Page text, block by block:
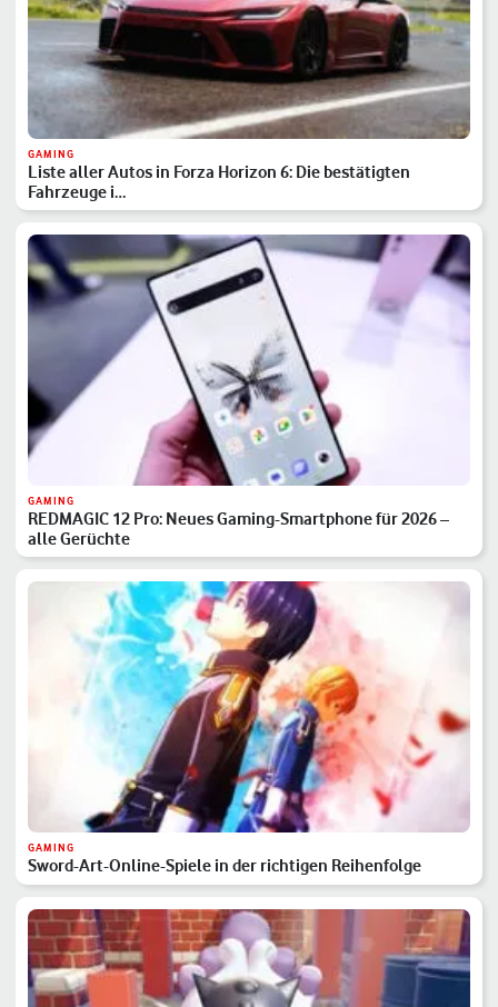
GAMING
Liste aller Autos in Forza Horizon 6: Die bestätigten
Fahrzeuge i…
GAMING
REDMAGIC 12 Pro: Neues Gaming-Smartphone für 2026 –
alle Gerüchte
GAMING
Sword-Art-Online-Spiele in der richtigen Reihenfolge